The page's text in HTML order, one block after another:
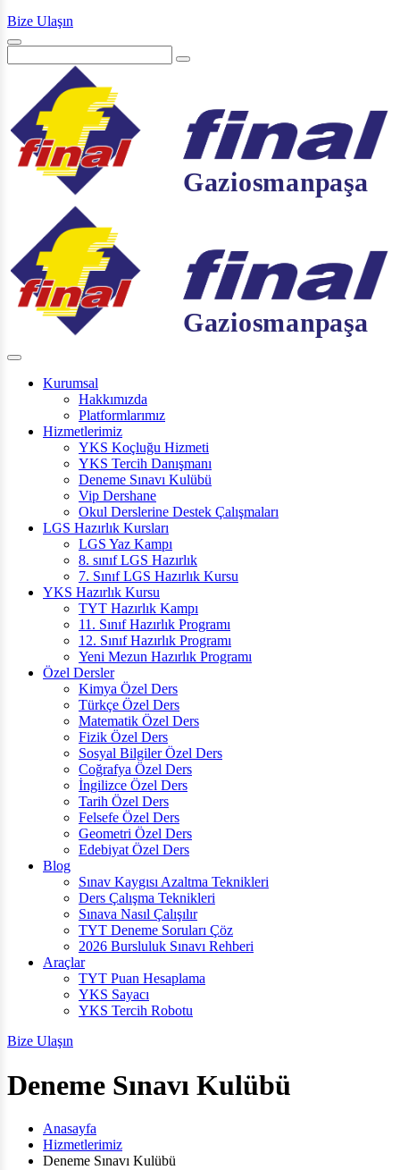
Bize Ulaşın
Kurumsal
Hakkımızda
Platformlarımız
Hizmetlerimiz
YKS Koçluğu Hizmeti
YKS Tercih Danışmanı
Deneme Sınavı Kulübü
Vip Dershane
Okul Derslerine Destek Çalışmaları
LGS Hazırlık Kursları
LGS Yaz Kampı
8. sınıf LGS Hazırlık
7. Sınıf LGS Hazırlık Kursu
YKS Hazırlık Kursu
TYT Hazırlık Kampı
11. Sınıf Hazırlık Programı
12. Sınıf Hazırlık Programı
Yeni Mezun Hazırlık Programı
Özel Dersler
Kimya Özel Ders
Türkçe Özel Ders
Matematik Özel Ders
Fizik Özel Ders
Sosyal Bilgiler Özel Ders
Coğrafya Özel Ders
İngilizce Özel Ders
Tarih Özel Ders
Felsefe Özel Ders
Geometri Özel Ders
Edebiyat Özel Ders
Blog
Sınav Kaygısı Azaltma Teknikleri
Ders Çalışma Teknikleri
Sınava Nasıl Çalışılır
TYT Deneme Soruları Çöz
2026 Bursluluk Sınavı Rehberi
Araçlar
TYT Puan Hesaplama
YKS Sayacı
YKS Tercih Robotu
Bize Ulaşın
Deneme Sınavı Kulübü
Anasayfa
Hizmetlerimiz
Deneme Sınavı Kulübü